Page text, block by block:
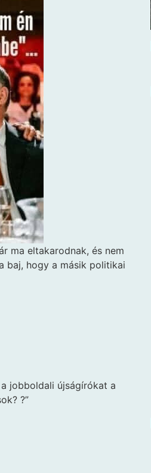
ma eltakarodnak, és nem
baj, hogy a másik politikai
jobboldali újságírókat a
?”